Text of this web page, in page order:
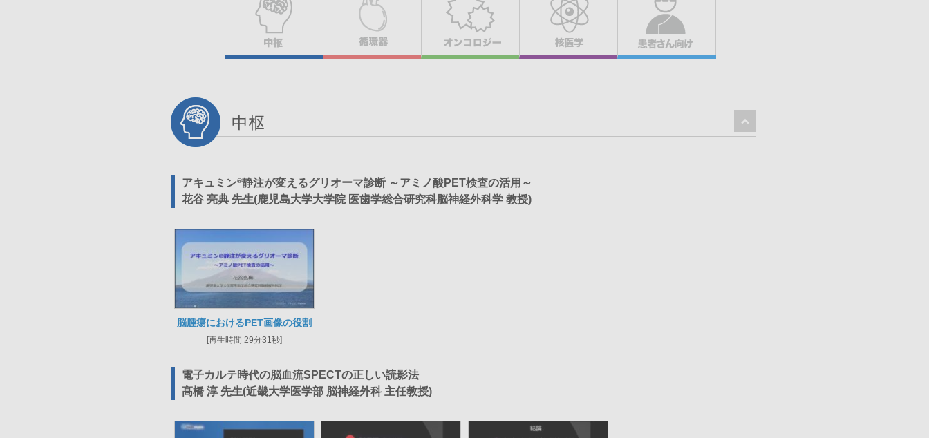
アキュミン®静注が変えるグリオーマ診断 ～アミノ酸PET検査の活用～
花谷 亮典 先生(鹿児島大学大学院 医歯学総合研究科脳神経外科学 教授)
脳腫瘍におけるPET画像の役割
[再生時間 29分31秒]
電子カルテ時代の脳血流SPECTの正しい読影法
髙橋 淳 先生(近畿大学医学部 脳神経外科 主任教授)